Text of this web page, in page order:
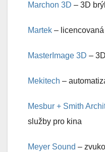
Marchon 3D – 3D
Martek –
MasterImage 3D –
Mekitech –
Mesbur + Smith
služby pro kina
Meyer Sound –